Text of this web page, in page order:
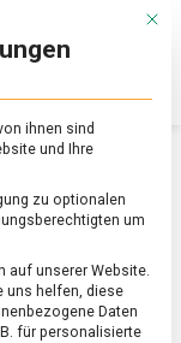
Mit
ihnen sind
und Ihre
zu optionalen
um
auf unserer Website.
uns helfen, diese
Daten
für personalisierte